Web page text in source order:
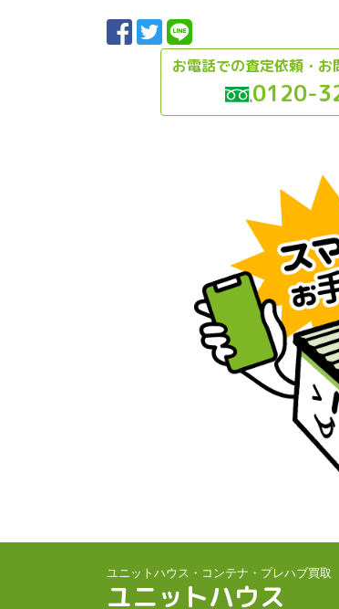
お電話での査定依頼・お
0120-
ユニットハウス・コンテナ・プレハブ買取
ユニットハウス